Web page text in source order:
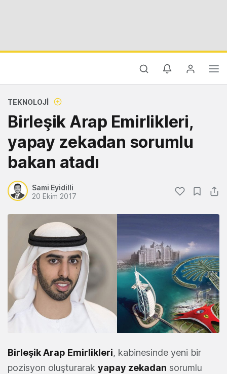
TEKNOLOJI
Birleşik Arap Emirlikleri,
yapay zekadan sorumlu
bakan atadı
Sami Eyidilli
20 Ekim 2017
Birleşik Arap Emirlikleri, kabinesinde yeni bir
pozisyon oluşturarak yapay zekadan sorumlu